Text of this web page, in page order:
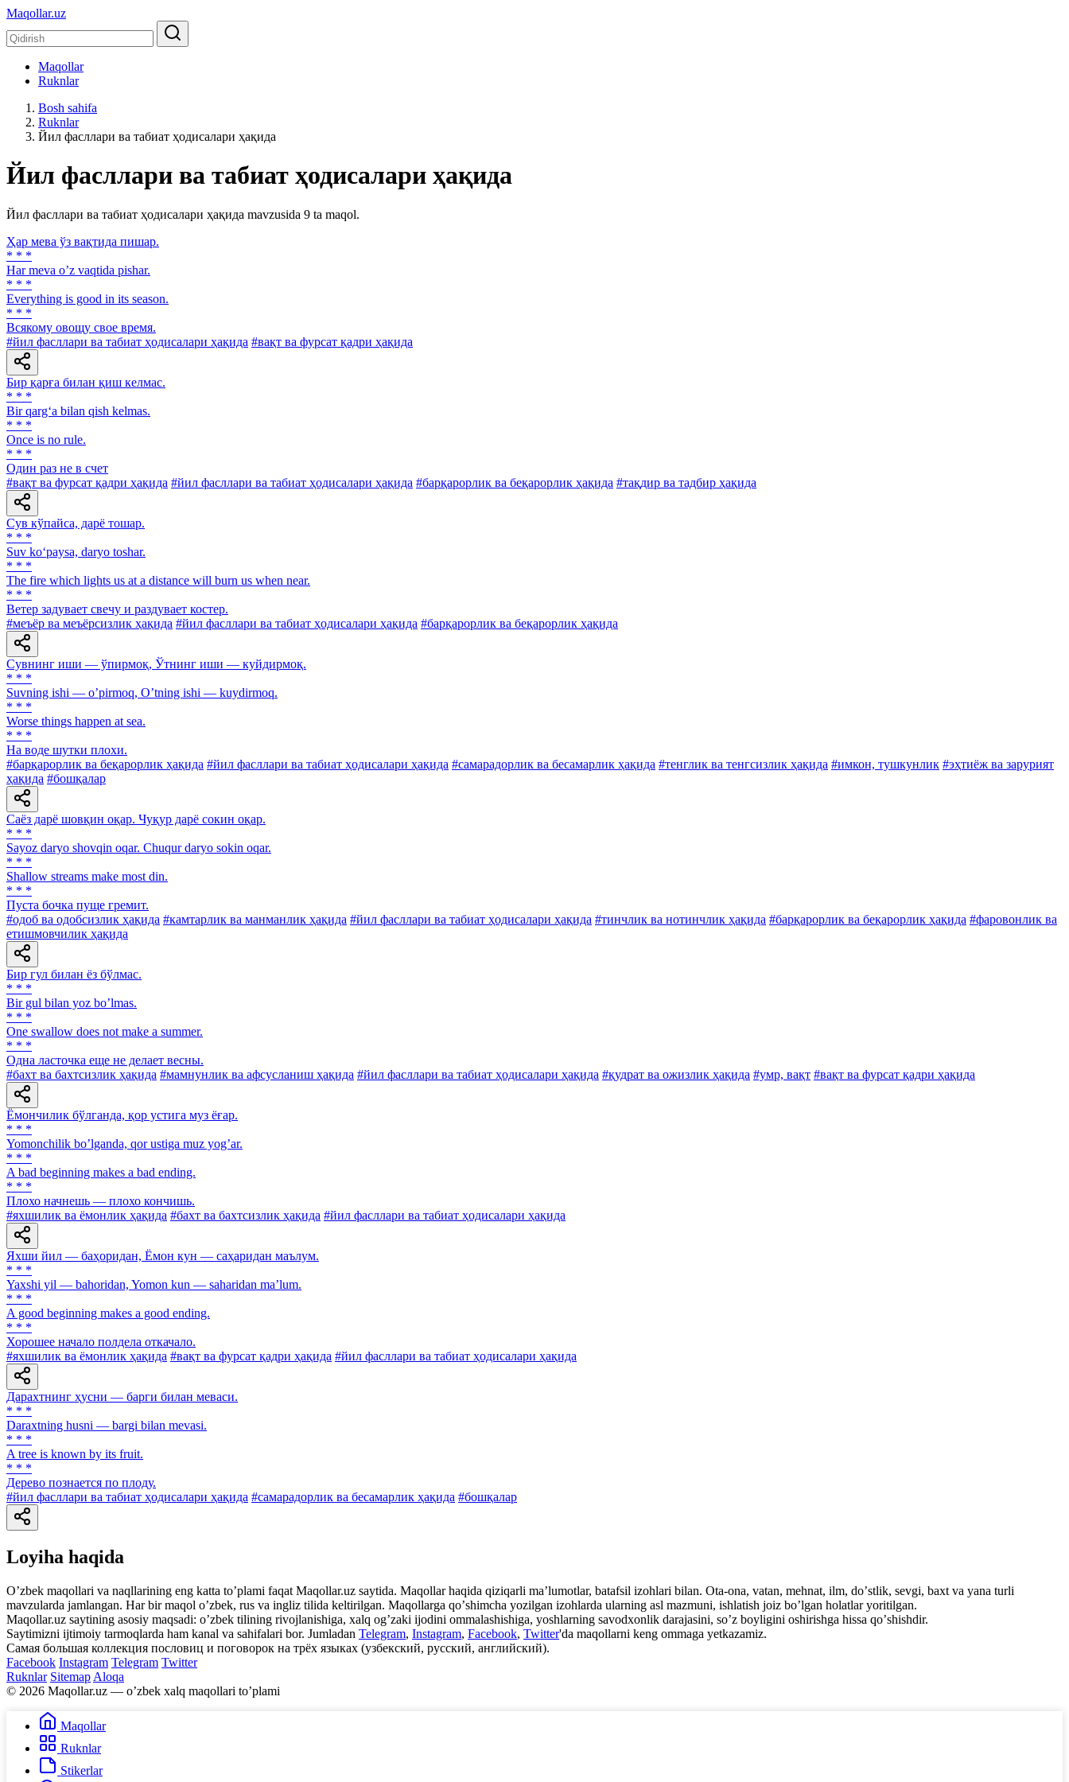
Maqollar.uz
Maqollar
Ruknlar
Bosh sahifa
Ruknlar
Йил фасллари ва табиат ҳодисалари ҳақида
Йил фасллари ва табиат ҳодисалари ҳақида
Йил фасллари ва табиат ҳодисалари ҳақида mavzusida 9 ta maqol.
Ҳар мева ўз вақтида пишар.
* * *
Har meva oʼz vaqtida pishar.
* * *
Everything is good in its season.
* * *
Всякому овощу свое время.
#йил фасллари ва табиат ҳодисалари ҳақида #вақт ва фурсат қадри ҳақида
Бир қарға билан қиш келмас.
* * *
Bir qarg‘a bilan qish kelmas.
* * *
Once is no rule.
* * *
Один раз не в счет
#вақт ва фурсат қадри ҳақида #йил фасллари ва табиат ҳодисалари ҳақида #барқарорлик ва беқарорлик ҳақида #тақдир ва тадбир ҳақида
Сув кўпайса, дарё тошар.
* * *
Suv ko‘paysa, daryo toshar.
* * *
The fire which lights us at a distance will burn us when near.
* * *
Ветер задувает свечу и раздувает костер.
#меъёр ва меъёрсизлик ҳақида #йил фасллари ва табиат ҳодисалари ҳақида #барқарорлик ва беқарорлик ҳақида
Сувнинг иши — ўпирмоқ, Ўтнинг иши — куйдирмоқ.
* * *
Suvning ishi — oʼpirmoq, Oʼtning ishi — kuydirmoq.
* * *
Worse things happen at sea.
* * *
Ha воде шутки плохи.
#барқарорлик ва беқарорлик ҳақида #йил фасллари ва табиат ҳодисалари ҳақида #самарадорлик ва бесамарлик ҳақида #тенглик ва тенгсизлик ҳақида #имкон, тушкунлик #эҳтиёж ва зарурият
ҳақида #бошқалар
Саёз дарё шовқин оқар. Чуқур дарё сокин оқар.
* * *
Sayoz daryo shovqin oqar. Chuqur daryo sokin oqar.
* * *
Shallow streams make most din.
* * *
Пуста бочка пуще гремит.
#одоб ва одобсизлик ҳақида #камтарлик ва манманлик ҳақида #йил фасллари ва табиат ҳодисалари ҳақида #тинчлик ва нотинчлик ҳақида #барқарорлик ва беқарорлик ҳақида #фаровонлик ва
етишмовчилик ҳақида
Бир гул билан ёз бўлмас.
* * *
Bir gul bilan yoz boʼlmas.
* * *
One swallow does not make a summer.
* * *
Одна ласточка еще не делает весны.
#бахт ва бахтсизлик ҳақида #мамнунлик ва афсусланиш ҳақида #йил фасллари ва табиат ҳодисалари ҳақида #қудрат ва ожизлик ҳақида #умр, вақт #вақт ва фурсат қадри ҳақида
Ёмончилик бўлганда, қор устига муз ёғар.
* * *
Yomonchilik boʼlganda, qor ustiga muz yogʼar.
* * *
A bad beginning makes a bad ending.
* * *
Плохо начнешь — плохо кончишь.
#яхшилик ва ёмонлик ҳақида #бахт ва бахтсизлик ҳақида #йил фасллари ва табиат ҳодисалари ҳақида
Яхши йил — баҳоридан, Ёмон кун — саҳаридан маълум.
* * *
Yaxshi yil — bahoridan, Yomon kun — saharidan maʼlum.
* * *
A good beginning makes a good ending.
* * *
Хорошее начало полдела откачало.
#яхшилик ва ёмонлик ҳақида #вақт ва фурсат қадри ҳақида #йил фасллари ва табиат ҳодисалари ҳақида
Дарахтнинг ҳусни — барги билан меваси.
* * *
Daraxtning husni — bargi bilan mevasi.
* * *
A tree is known by its fruit.
* * *
Дерево познается по плоду.
#йил фасллари ва табиат ҳодисалари ҳақида #самарадорлик ва бесамарлик ҳақида #бошқалар
Loyiha haqida
Oʼzbek maqollari va naqllarining eng katta toʼplami faqat Maqollar.uz saytida. Maqollar haqida qiziqarli maʼlumotlar, batafsil izohlari bilan. Ota-ona, vatan, mehnat, ilm, doʼstlik, sevgi, baxt va yana turli
mavzularda jamlangan. Har bir maqol oʼzbek, rus va ingliz tilida keltirilgan. Maqollarga qoʼshimcha yozilgan izohlarda ularning asl mazmuni, ishlatish joiz boʼlgan holatlar yoritilgan.
Maqollar.uz saytining asosiy maqsadi: oʼzbek tilining rivojlanishiga, xalq ogʼzaki ijodini ommalashishiga, yoshlarning savodxonlik darajasini, soʼz boyligini oshirishga hissa qoʼshishdir.
Saytimizni ijtimoiy tarmoqlarda ham kanal va sahifalari bor. Jumladan Telegram, Instagram, Facebook, Twitter'da maqollarni keng ommaga yetkazamiz.
Самая большая коллекция пословиц и поговорок на трёх языках (узбекский, русский, английский).
Facebook Instagram Telegram Twitter
Ruknlar Sitemap Aloqa
© 2026 Maqollar.uz — oʼzbek xalq maqollari toʼplami
Maqollar
Ruknlar
Stikerlar